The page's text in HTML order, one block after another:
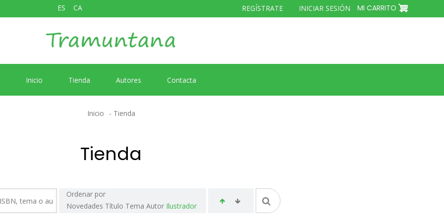
MI CARRITO
ES CA
MENÚ
DEL
REGÍSTRATE INICIAR SESIÓN
Inicio Tienda Autores Contacta
Inicio Tienda
Tienda
Ordenar por
Novedades Título Tema Autor Ilustrador